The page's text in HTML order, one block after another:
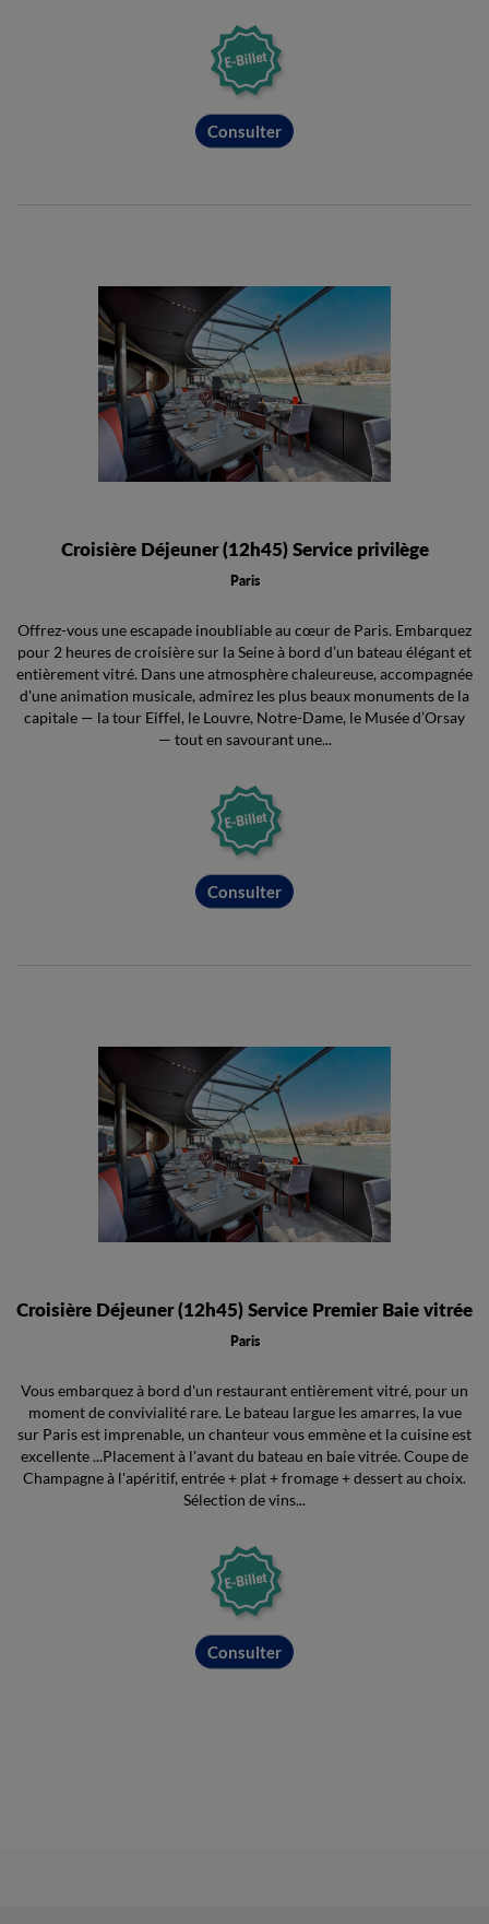
Consulter
Croisière Déjeuner (12h45) Service privilège
Paris
Offrez-vous une escapade inoubliable au cœur de Paris. Embarquez
pour 2 heures de croisière sur la Seine à bord d’un bateau élégant et
entièrement vitré. Dans une atmosphère chaleureuse, accompagnée
d'une animation musicale, admirez les plus beaux monuments de la
capitale — la tour Eiffel, le Louvre, Notre-Dame, le Musée d’Orsay
— tout en savourant une...
Consulter
Croisière Déjeuner (12h45) Service Premier Baie vitrée
Paris
Vous embarquez à bord d'un restaurant entièrement vitré, pour un
moment de convivialité rare. Le bateau largue les amarres, la vue
sur Paris est imprenable, un chanteur vous emmène et la cuisine est
excellente ...Placement à l'avant du bateau en baie vitrée. Coupe de
Champagne à l'apéritif, entrée + plat + fromage + dessert au choix.
Sélection de vins...
Consulter